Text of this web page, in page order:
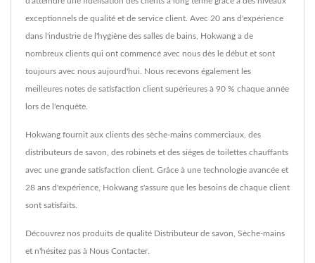
exceptionnels de qualité et de service client. Avec 20 ans d'expérience
dans l'industrie de l'hygiène des salles de bains, Hokwang a de
nombreux clients qui ont commencé avec nous dès le début et sont
toujours avec nous aujourd'hui. Nous recevons également les
meilleures notes de satisfaction client supérieures à 90 % chaque année
lors de l'enquête.
Hokwang fournit aux clients des sèche-mains commerciaux, des
distributeurs de savon, des robinets et des sièges de toilettes chauffants
avec une grande satisfaction client. Grâce à une technologie avancée et
28 ans d'expérience, Hokwang s'assure que les besoins de chaque client
sont satisfaits.
Découvrez nos produits de qualité Distributeur de savon Sèche-mains
et n'hésitez pas à Nous Contacter.